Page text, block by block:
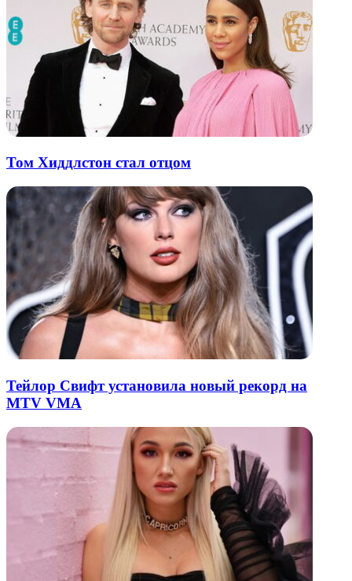
Том Хиддлстон стал отцом
Тейлор Свифт установила новый рекорд на
MTV VMA